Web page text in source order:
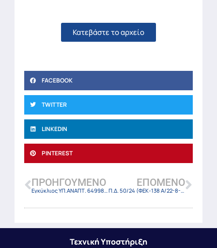
Κατεβάστε το αρχείο
FACEBOOK
TWITTER
LINKEDIN
PINTEREST
ΠΡΟΗΓΟΎΜΕΝΟ
Εγκύκλιος ΥΠ.ΑΝΑΠΤ. 64998/21-8-24
ΕΠΌΜΕΝΟ
Π.Δ. 50/24 (ΦΕΚ-138 Α/22-8-24)
Τεχνική Υποστήριξη